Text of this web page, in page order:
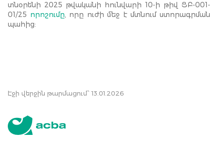
տնօրենի 2025 թվականի հունվարի 10-ի թիվ ՑԲ-001-
01/25 որոշումը, որը ուժի մեջ է մտնում ստորագրման
պահից:
Էջի վերջին թարմացում՝ 13.01.2026